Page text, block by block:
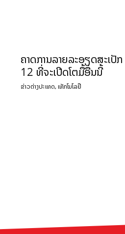
ຄາດການລາຍລະອຽດສະເປັ
12 ທີ່ຈະເປີດໂຕມື້ອື່ນນີ້
ຂ່າວຕ່າງປະເທດ,ເທັກໂນໂລຢີ